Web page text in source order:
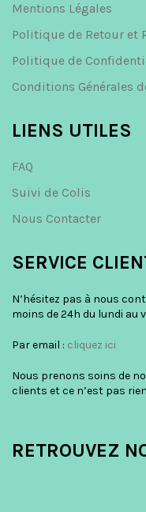
Mentions Légales
Politique de Retour et
Politique de
Conditions Générales
LIENS UTILES
FAQ
Suivi de Colis
Nous Contacter
SERVICE
N’hésitez pas à nous
moins de 24h du lundi au
Par email : cliquez ici
Nous prenons soins de
clients et ce n’est pas
RETROUVEZ